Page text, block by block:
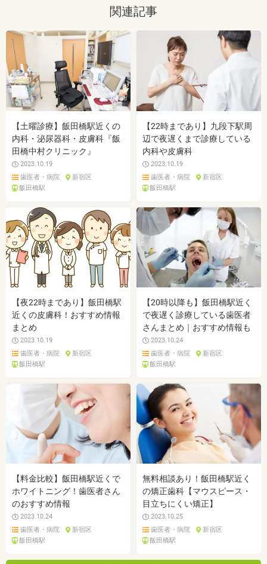
関連記事
【土曜診療】飯田橋駅近くの
内科・泌尿器科・皮膚科『飯
田橋中村クリニック』
2023.10.19
歯医者・病院
新宿区
飯田橋駅
【22時まであり】九段下駅周
辺で夜遅くまで診療している
内科や皮膚科
2023.10.19
歯医者・病院
新宿区
飯田橋駅
【夜22時まであり】飯田橋駅
近くの皮膚科！おすすめ情報
まとめ
2023.10.19
歯医者・病院
新宿区
飯田橋駅
【20時以降も】飯田橋駅近く
で夜遅く診療している歯医者
さんまとめ｜おすすめ情報も
2023.10.24
歯医者・病院
新宿区
飯田橋駅
【料金比較】飯田橋駅近くで
ホワイトニング！歯医者さん
のおすすめ情報
2023.10.24
歯医者・病院
新宿区
飯田橋駅
無料相談あり！飯田橋駅近く
の矯正歯科【マウスピース・
目立ちにくい矯正】
2023.10.25
歯医者・病院
新宿区
飯田橋駅